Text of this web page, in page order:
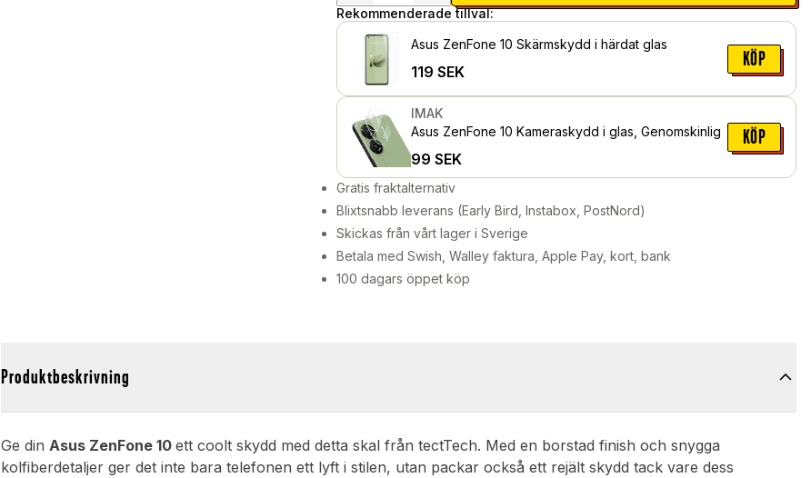
Rekommenderade tillval:
Asus ZenFone 10 Skärmskydd i härdat glas
119 SEK
KÖP
IMAK
Asus ZenFone 10 Kameraskydd i glas, Genomskinlig
99 SEK
KÖP
Gratis fraktalternativ
Blixtsnabb leverans (Early Bird, Instabox, PostNord)
Skickas från vårt lager i Sverige
Betala med Swish, Walley faktura, Apple Pay, kort, bank
100 dagars öppet köp
Produktbeskrivning
Ge dinAsus ZenFone 10ett coolt skydd med detta skal från tectTech. Med en borstad finish och snygga
kolfiberdetaljer ger det inte bara telefonen ett lyft i stilen, utan packar också ett rejält skydd tack vare dess